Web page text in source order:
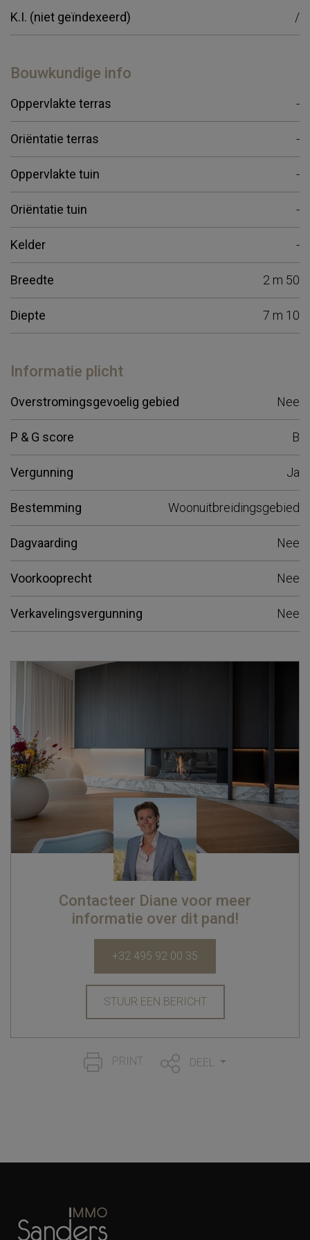
K.I. (niet geïndexeerd) /
Bouwkundige info
Oppervlakte terras -
Oriëntatie terras -
Oppervlakte tuin -
Oriëntatie tuin -
Kelder -
Breedte 2 m 50
Diepte 7 m 10
Informatie plicht
Overstromingsgevoelig gebied Nee
P & G score B
Vergunning Ja
Bestemming Woonuitbreidingsgebied
Dagvaarding Nee
Voorkooprecht Nee
Verkavelingsvergunning Nee
Contacteer Diane voor meer
informatie over dit pand!
+32 495 92 00 35
STUUR EEN BERICHT
PRINT DEEL